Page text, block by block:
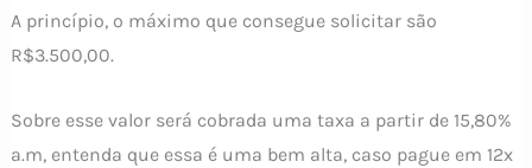
A princípio, o máximo que consegue solicitar são
R$3.500,00.
Sobre esse valor será cobrada uma taxa a partir de 15,80%
a.m, entenda que essa é uma bem alta, caso pague em 12x